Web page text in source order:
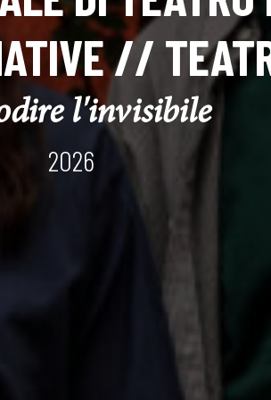
//
l'invisibile
2026